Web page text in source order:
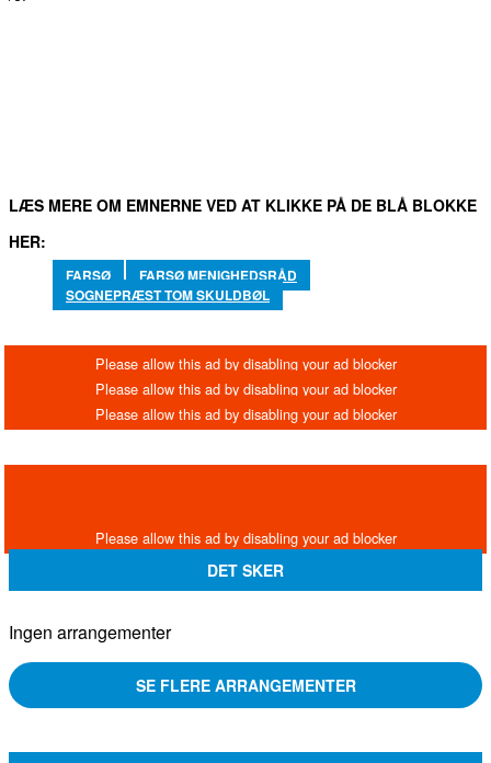
LÆS MERE OM EMNERNE VED AT KLIKKE PÅ DE BLÅ BLOKKE
HER:
FARSØ
FARSØ MENIGHEDSRÅD
SOGNEPRÆST TOM SKULDBØL
DET SKER
Ingen arrangementer
SE FLERE ARRANGEMENTER